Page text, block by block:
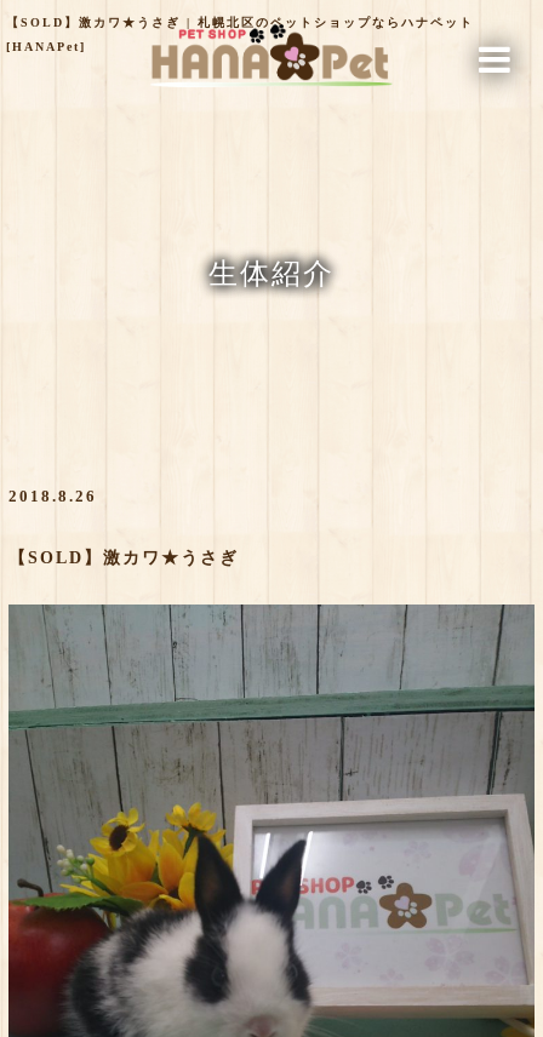
【SOLD】激カワ★うさぎ | 札幌北区のペットショップならハナペット
[HANAPet]
生体紹介
2018.8.26
【SOLD】激カワ★うさぎ